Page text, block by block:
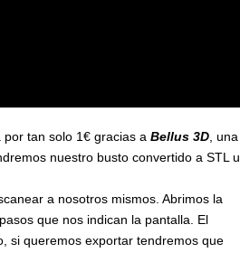
tan solo 1€ gracias a Bellus 3D, una
nuestro busto convertido a STL u
a nosotros mismos. Abrimos la
que nos indican la pantalla. El
si queremos exportar tendremos que